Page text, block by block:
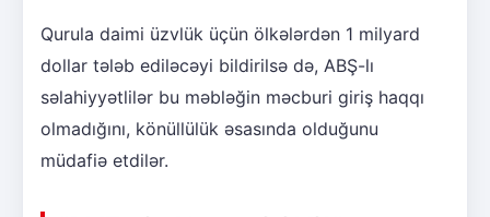
Qurula daimi üzvlük üçün ölkələrdən 1 milyard
dollar tələb ediləcəyi bildirilsə də, ABŞ-lı
səlahiyyətlilər bu məbləğin məcburi giriş haqqı
olmadığını, könüllülük əsasında olduğunu
müdafiə etdilər.